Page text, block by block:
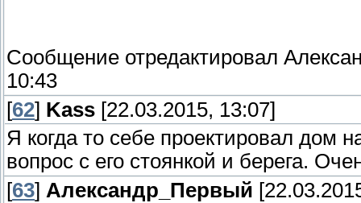
Сообщение отредактировал
10:43
[62] Kass [22.03.2015, 13:07]
Я когда то себе проектировал дом
вопрос с его стоянкой и берега.
[63] Александр_Первый